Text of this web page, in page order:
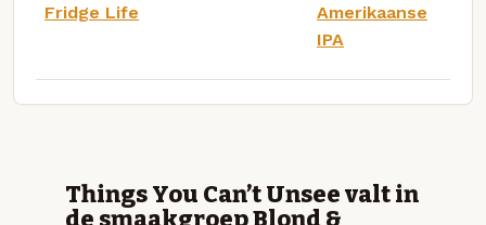
Fridge Life
Amerikaanse
IPA
Things You Can’t Unsee valt in